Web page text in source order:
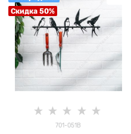
Скидка 50%
701-051B